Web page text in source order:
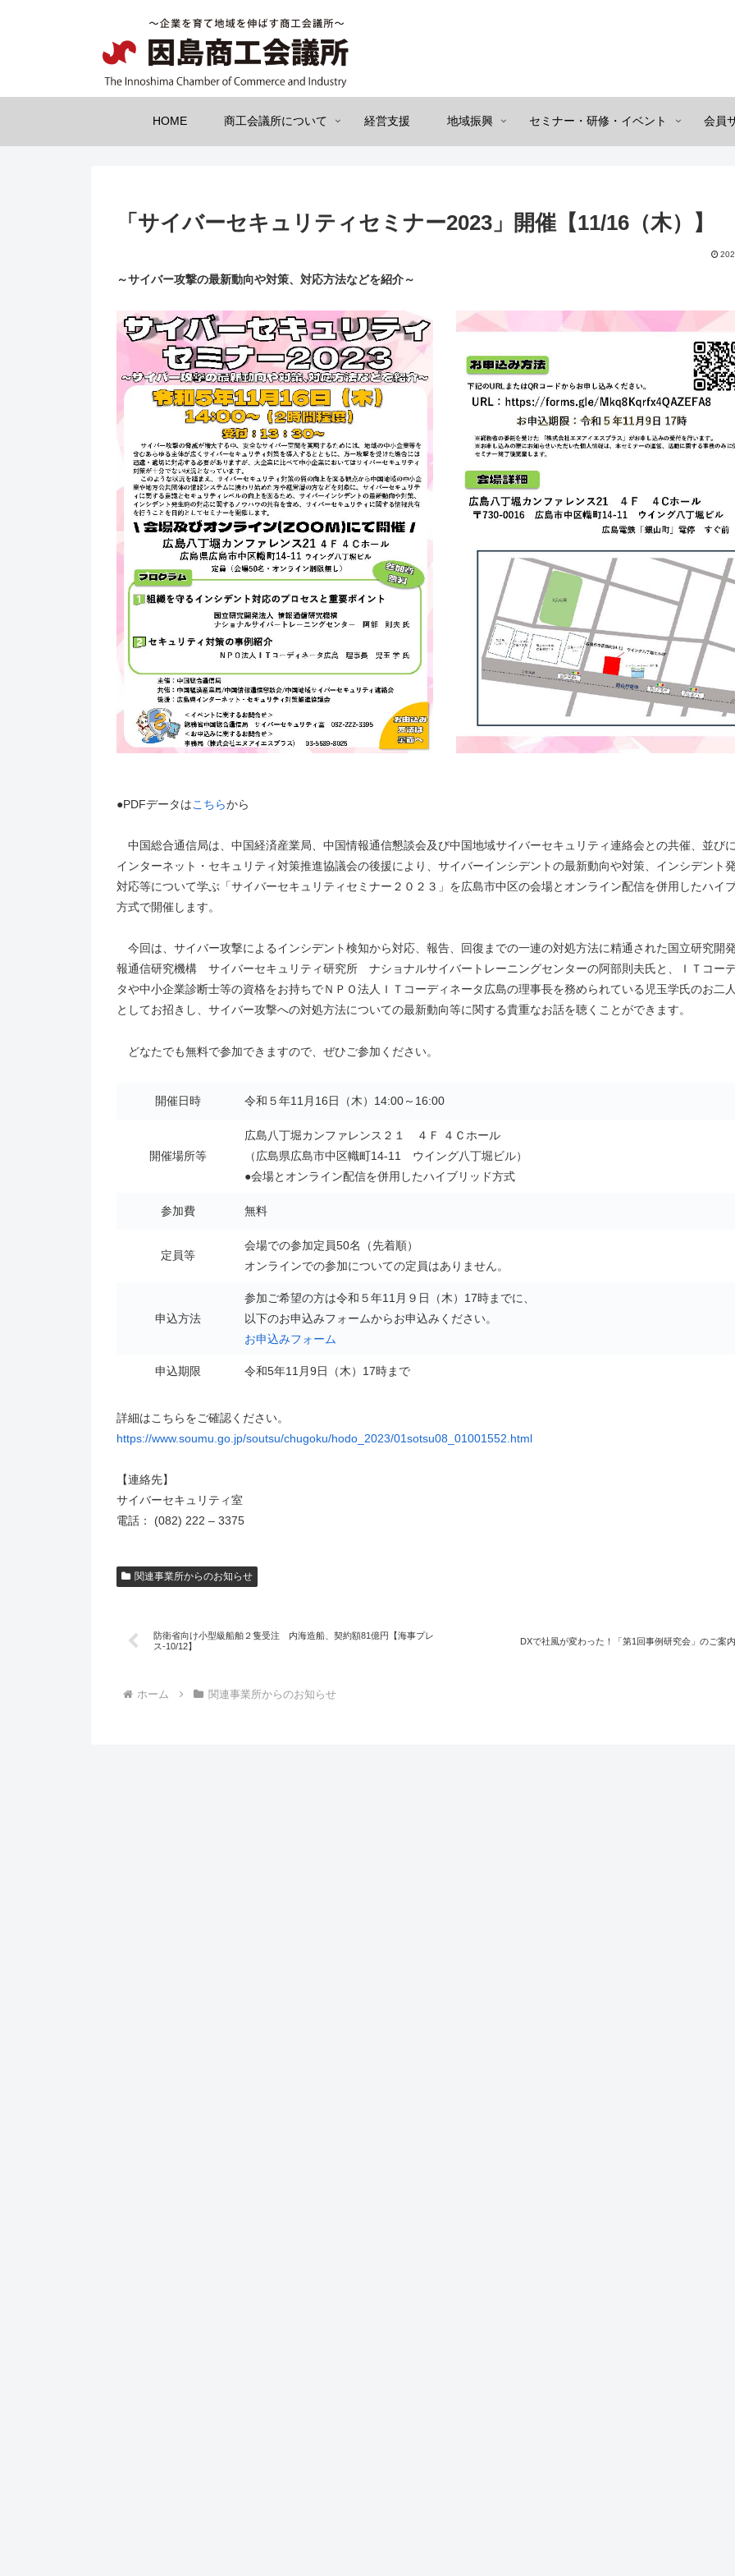
HOME 商工会議所について 経営支援 地域振興 セミナー・研修・イベント 会員
「サイバーセキュリティセミナー2023」開催【11/16（木）】
～サイバー攻撃の最新動向や対策、対応方法などを紹介～
●PDFデータはこちらから
中国総合通信局は、中国経済産業局、中国情報通信懇談会及び中国地域サイバーセキュリティ連絡会との共催、並び
インターネット・セキュリティ対策推進協議会の後援により、サイバーインシデントの最新動向や対策、インシデント
対応等について学ぶ「サイバーセキュリティセミナー２０２３」を広島市中区の会場とオンライン配信を併用したハイ
方式で開催します。
今回は、サイバー攻撃によるインシデント検知から対応、報告、回復までの一連の対処方法に精通された国立研究開
報通信研究機構 サイバーセキュリティ研究所 ナショナルサイバートレーニングセンターの阿部則夫氏と、ＩＴコー
タや中小企業診断士等の資格をお持ちでＮＰＯ法人ＩＴコーディネータ広島の理事長を務められている児玉学氏のお二
としてお招きし、サイバー攻撃への対処方法についての最新動向等に関する貴重なお話を聴くことができます。
どなたでも無料で参加できますので、ぜひご参加ください。
開催日時 令和５年11月16日（木）14:00～16:00
開催場所等
広島八丁堀カンファレンス２１ ４Ｆ ４Ｃホール
（広島県広島市中区幟町14-11 ウイング八丁堀ビル）
●会場とオンライン配信を併用したハイブリッド方式
参加費 無料
定員等
会場での参加定員50名（先着順）
オンラインでの参加についての定員はありません。
申込方法
参加ご希望の方は令和５年11月９日（木）17時までに、
以下のお申込みフォームからお申込みください。
お申込みフォーム
申込期限 令和5年11月9日（木）17時まで
詳細はこちらをご確認ください。
https://www.soumu.go.jp/soutsu/chugoku/hodo_2023/01sotsu08_01001552.html
【連絡先】
サイバーセキュリティ室
電話： (082) 222 – 3375
関連事業所からのお知らせ
防衛省向け小型級船舶２隻受注 内海造船、契約額81億円【海事プレ
ス-10/12】
DXで社風が変わった！「第1回事例研究会」のご案内
ホーム 関連事業所からのお知らせ